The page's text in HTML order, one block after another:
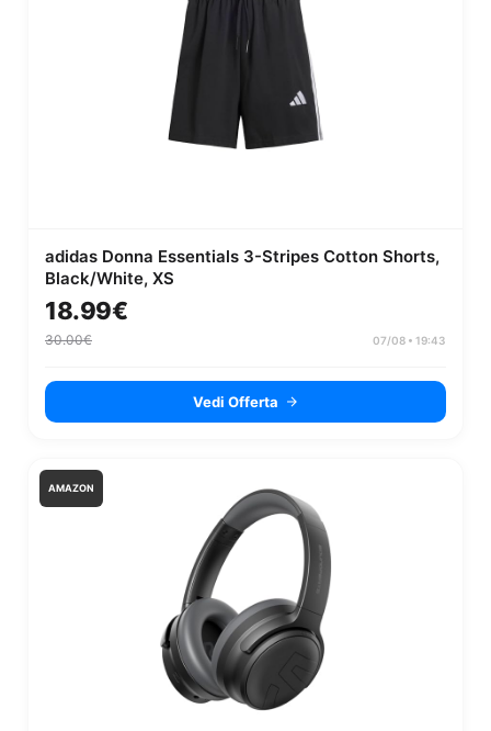
adidas Donna Essentials 3-Stripes Cotton Shorts,
Black/White, XS
18.99€
30.00€ 07/08 • 19:43
Vedi Offerta
AMAZON